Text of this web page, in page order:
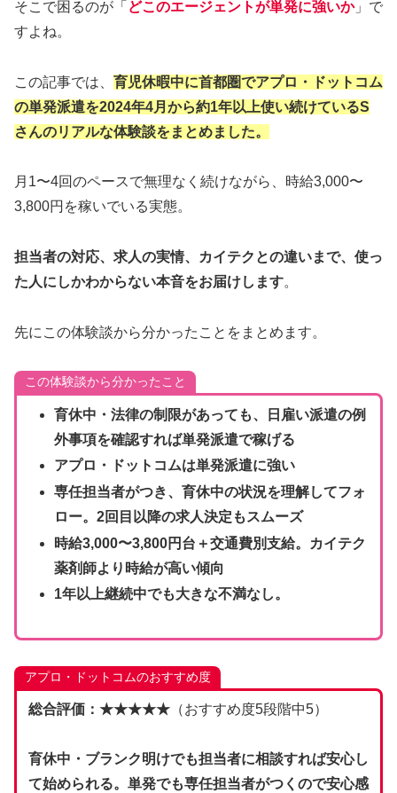
そこで困るのが「 どこのエージェントが単発に強いか」で
すよね。
この記事では、 育児休暇中に首都圏でアプロ・ドットコム
の単発派遣を2024年4月から約1年以上使い続けているS
さんのリアルな体験談をまとめました。
月1〜4回のペースで無理なく続けながら、時給3,000〜
3,800円を稼いでいる実態。
担当者の対応、求人の実情、カイテクとの違いまで、使っ
た人にしかわからない本音をお届けします。
先にこの体験談から分かったことをまとめます。
この体験談から分かったこと
育休中・法律の制限があっても、日雇い派遣の例
外事項を確認すれば単発派遣で稼げる
アプロ・ドットコムは単発派遣に強い
専任担当者がつき、育休中の状況を理解してフォ
ロー。2回目以降の求人決定もスムーズ
時給3,000〜3,800円台＋交通費別支給。カイテク
薬剤師より時給が高い傾向
1年以上継続中でも大きな不満なし。
アプロ・ドットコムのおすすめ度
総合評価：★★★★★（おすすめ度5段階中5）
育休中・ブランク明けでも担当者に相談すれば安心し
て始められる。単発でも専任担当者がつくので安心感